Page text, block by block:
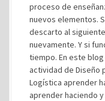
proceso de
nuevos elementos.
descarto al
nuevamente. Y si
tiempo. En este
actividad de Diseño
Logística aprender
aprender haciendo